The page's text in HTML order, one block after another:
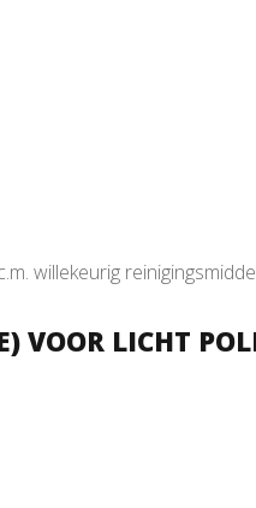
willekeurig
VOOR LICHT